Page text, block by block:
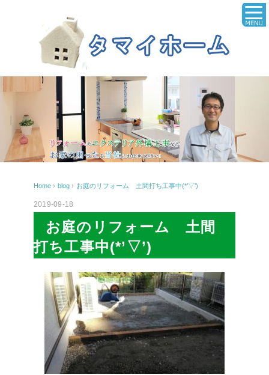
Home › blog › お庭のリフォーム 土間打ち工事中(*’▽’)
2019-09-18
お庭のリフォーム 土間
打ち工事中(*’▽’)